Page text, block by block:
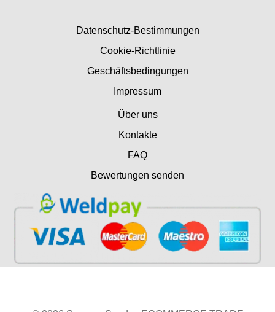
Datenschutz-Bestimmungen
Cookie-Richtlinie
Geschäftsbedingungen
Impressum
Über uns
Kontakte
FAQ
Bewertungen senden